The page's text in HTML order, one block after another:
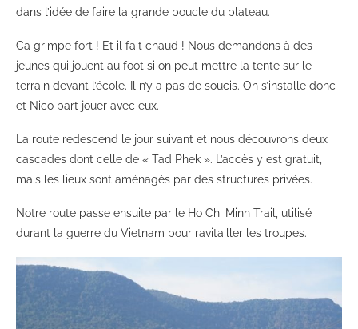
dans l’idée de faire la grande boucle du plateau.
Ca grimpe fort ! Et il fait chaud ! Nous demandons à des
jeunes qui jouent au foot si on peut mettre la tente sur le
terrain devant l’école. Il n’y a pas de soucis. On s’installe donc
et Nico part jouer avec eux.
La route redescend le jour suivant et nous découvrons deux
cascades dont celle de « Tad Phek ». L’accès y est gratuit,
mais les lieux sont aménagés par des structures privées.
Notre route passe ensuite par le Ho Chi Minh Trail, utilisé
durant la guerre du Vietnam pour ravitailler les troupes.